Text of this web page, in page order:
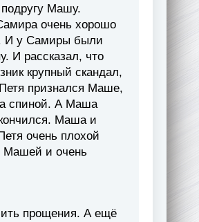
Машу.
очень хорошо
И у Самиры были
И рассказал, что
крупный скандал,
признался Маше,
спиной. А Маша
Маша и
очень плохой
Машей и очень
прощения. А ещё